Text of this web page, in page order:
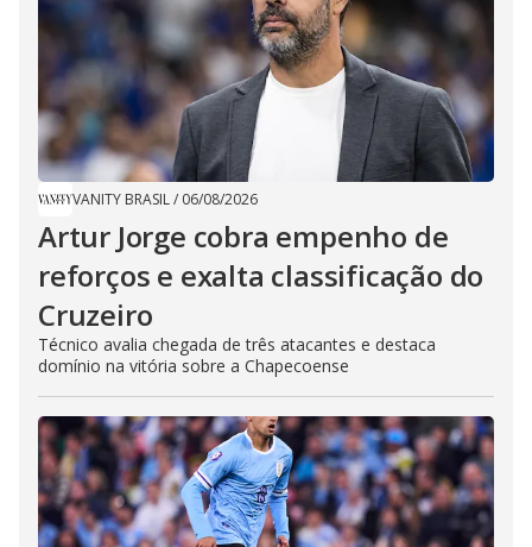
VANITY BRASIL/ 06/08/2026
Artur Jorge cobra empenho de
reforços e exalta classificação do
Cruzeiro
Técnico avalia chegada de três atacantes e destaca
domínio na vitória sobre a Chapecoense